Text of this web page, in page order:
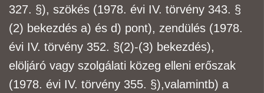
327. §), szökés (1978. évi IV. törvény 343. §
(2) bekezdés a) és d) pont), zendülés (1978.
évi IV. törvény 352. §(2)-(3) bekezdés),
elöljáró vagy szolgálati közeg elleni erőszak
(1978. évi IV. törvény 355. §),valamintb) a